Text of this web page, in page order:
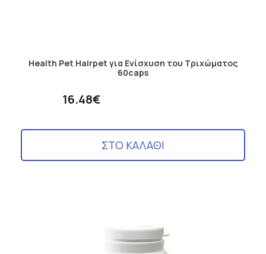
Health Pet Hairpet για Ενίσχυση του Τριχώματος
60caps
16.48€
ΣΤΟ ΚΑΛΑΘΙ